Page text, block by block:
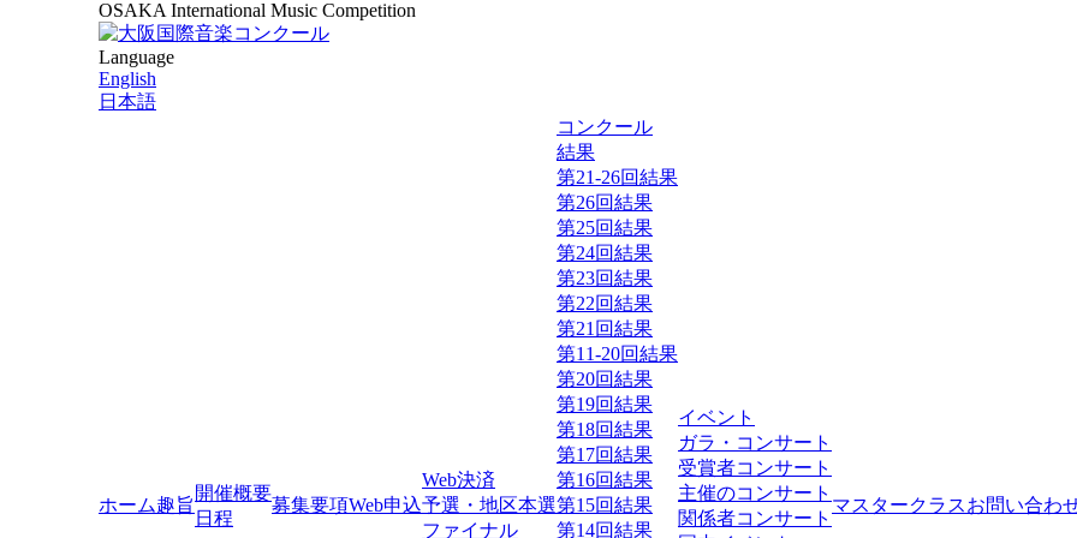
OSAKA International Music Competition
Language
English
日本語
ホーム趣旨
開催概要
日程
募集要項Web申込
Web決済
予選・地区本選
ファイナル
コンクール
結果
第21-26回結果
第26回結果
第25回結果
第24回結果
第23回結果
第22回結果
第21回結果
第11-20回結果
第20回結果
第19回結果
第18回結果
第17回結果
第16回結果
第15回結果
第14回結果
イベント
ガラ・コンサート
受賞者コンサート
主催のコンサート
関係者コンサート
マスタークラスお問い合わ